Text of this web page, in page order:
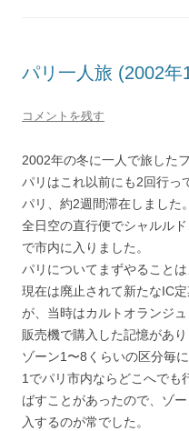
パリ一人旅 (2002年
コメントを残す
2002年の冬に一人で旅した
パリはこれ以前にも2回行っ
パリ、約2週間滞在しました。
全日空の直行便でシャルル
で市内に入りました。
パリについてまずやること
現在は廃止されて新たなIC
が、当時はカルトオランジ
販売機で購入した記憶があり
ゾーン1〜8くらいの区分毎
1でパリ市内ならどこへでも
ばすことがあったので、ゾ
入するのが常でした。